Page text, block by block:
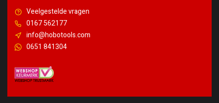
Veelgestelde vragen
0167 562177
info@hobotools.com
0651 841304